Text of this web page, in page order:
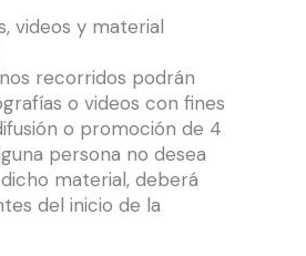
videos y material
recorridos podrán
o videos con fines
o promoción de 4
persona no desea
material, deberá
del inicio de la